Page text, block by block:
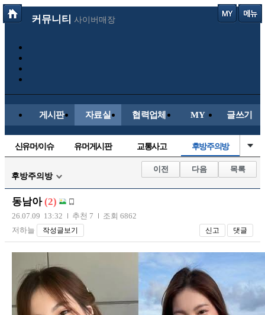
커뮤니티 사이버매장
게시판 자료실 협력업체 MY 글쓰기
신유머/이슈 유머게시판 교통사고 후방주의방
내차사진 직찍/특종
자동차사진 레이싱모델 자유사진 군사/무기
항공/해운/철도
장착시공사진
후방주의방
이전 다음 목록
동남아 (2)
26.07.09 13:32 추천 7
조회 6862
저하늘
작성글보기 신고 댓글